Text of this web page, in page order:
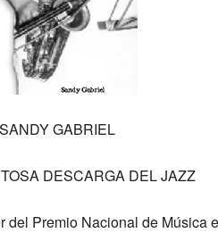
SANDY GABRIEL
DESCARGA DEL JAZZ
del Premio Nacional de Música